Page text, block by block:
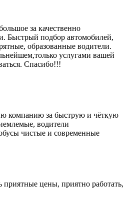
за качественно
Быстрый подбор автомобилей,
образованные водители.
услугами вашей
Спасибо!!!
компанию за быструю и чёткую
водители
чистые и современные
цены, приятно работать,